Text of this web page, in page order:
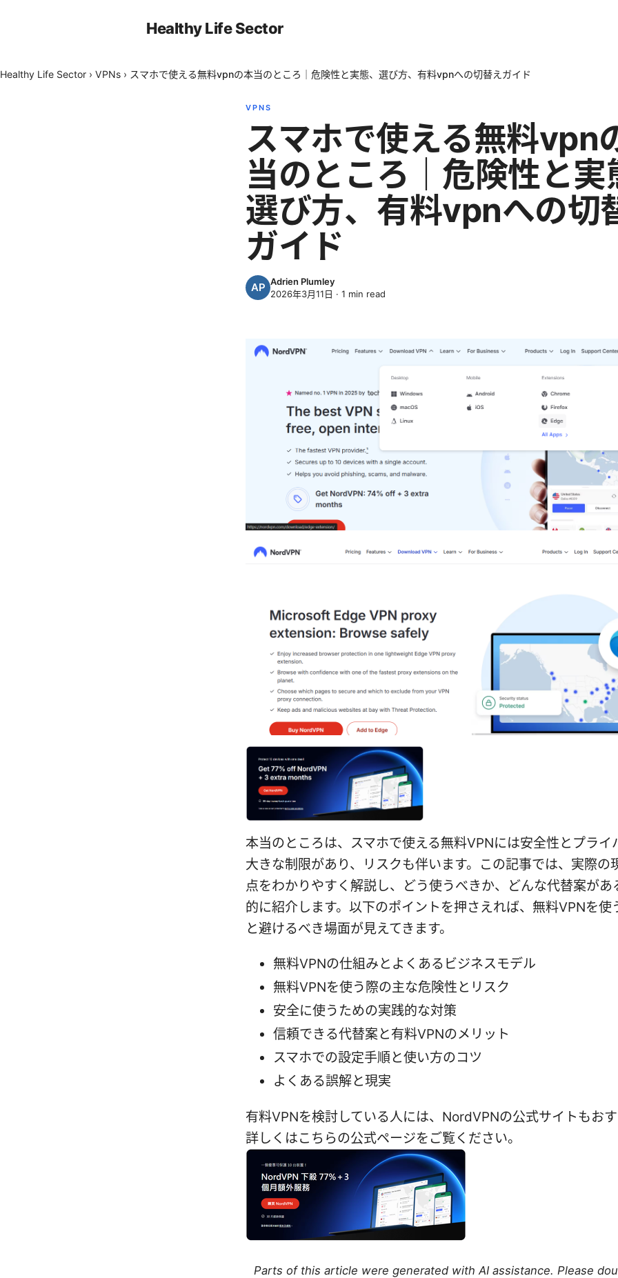
Healthy Life Sector
Healthy Life Sector › VPNs › スマホで使える無料vpnの本当のところ｜危険性と実態、選び方、有料vpnへの切替えガイド
VPNS
スマホで使える無料vpn
当のところ｜危険性と実
選び方、有料vpnへの切
ガイド
Adrien Plumley
2026年3月11日 · 1 min read
本当のところは、スマホで使える無料VPNには安全性とプライ
大きな制限があり、リスクも伴います。この記事では、実際の
点をわかりやすく解説し、どう使うべきか、どんな代替案があ
的に紹介します。以下のポイントを押さえれば、無料VPNを使
と避けるべき場面が見えてきます。
無料VPNの仕組みとよくあるビジネスモデル
無料VPNを使う際の主な危険性とリスク
安全に使うための実践的な対策
信頼できる代替案と有料VPNのメリット
スマホでの設定手順と使い方のコツ
よくある誤解と現実
有料VPNを検討している人には、NordVPNの公式サイトもおす
詳しくはこちらの公式ページをご覧ください。
Parts of this article were generated with AI assistance. Please